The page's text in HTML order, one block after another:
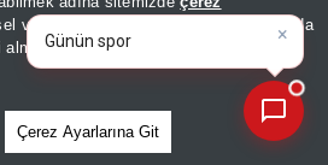
verileriniz, KVKK ve GDPR kapsamında
almak içinAydınlatma Metnimizi
Çerez Ayarlarına Git
KORUMA İSTEMEK
DÜZELTİN"
Komisyonu Sözcüsü
ekonomi gelişmelerini analiz
edin!